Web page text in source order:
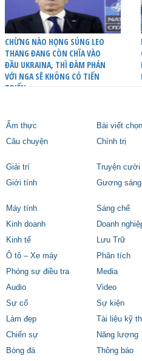
CHỪNG NÀO HỌNG SÚNG LEO
THANG ĐANG CÒN CHĨA VÀO
ĐẦU UKRAINA, THÌ ĐÀM PHÁN
VỚI NGA SẼ KHÔNG CÓ TIẾN
TRIỂN
Ẩm thực Bài viết
Câu chuyện
Chính trị
Giải trí
Truyện cười
Giới tính
Gương sáng
Máy tính
Sáng chế
Kinh doanh
Doanh
Kinh tế
Lưu Trữ
Ô tô – Xe máy
Phân tích
Phóng sự điều tra
Media
Audio
Video
Sự cố
Sự kiện
Làm đẹp
Tài liệu kỹ
Chiến sự
Năng lượng
Bóng đá
Thông báo